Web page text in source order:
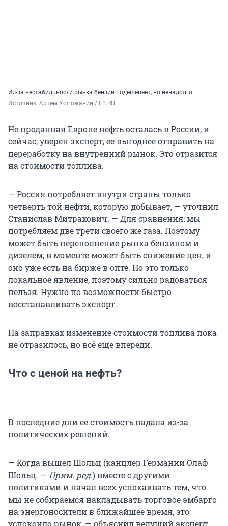
Из-за нестабильности рынка бензин подешевеет, но ненадолго
Источник: Артем Устюжанин / E1.RU
Не проданная Европе нефть осталась в России, и
сейчас, уверен эксперт, ее выгоднее отправить на
переработку на внутренний рынок. Это отразится
на стоимости топлива.
— Россия потребляет внутри страны только
четверть той нефти, которую добывает, — уточнил
Станислав Митрахович. — Для сравнения: мы
потребляем две трети своего же газа. Поэтому
может быть переполнение рынка бензином и
дизелем, в моменте может быть снижение цен, и
оно уже есть на бирже в опте. Но это только
локальное явление, поэтому сильно радоваться
нельзя. Нужно по возможности быстро
восстанавливать экспорт.
На заправках изменение стоимости топлива пока
не отразилось, но всё еще впереди.
Что с ценой на нефть?
В последние дни ее стоимость падала из-за
политических решений.
— Когда вышел Шольц (канцлер Германии Олаф
Шольц. — Прим. ред.) вместе с другими
политиками и начал всех успокаивать тем, что
мы не собираемся накладывать торговое эмбарго
на энергоносители в ближайшее время, это